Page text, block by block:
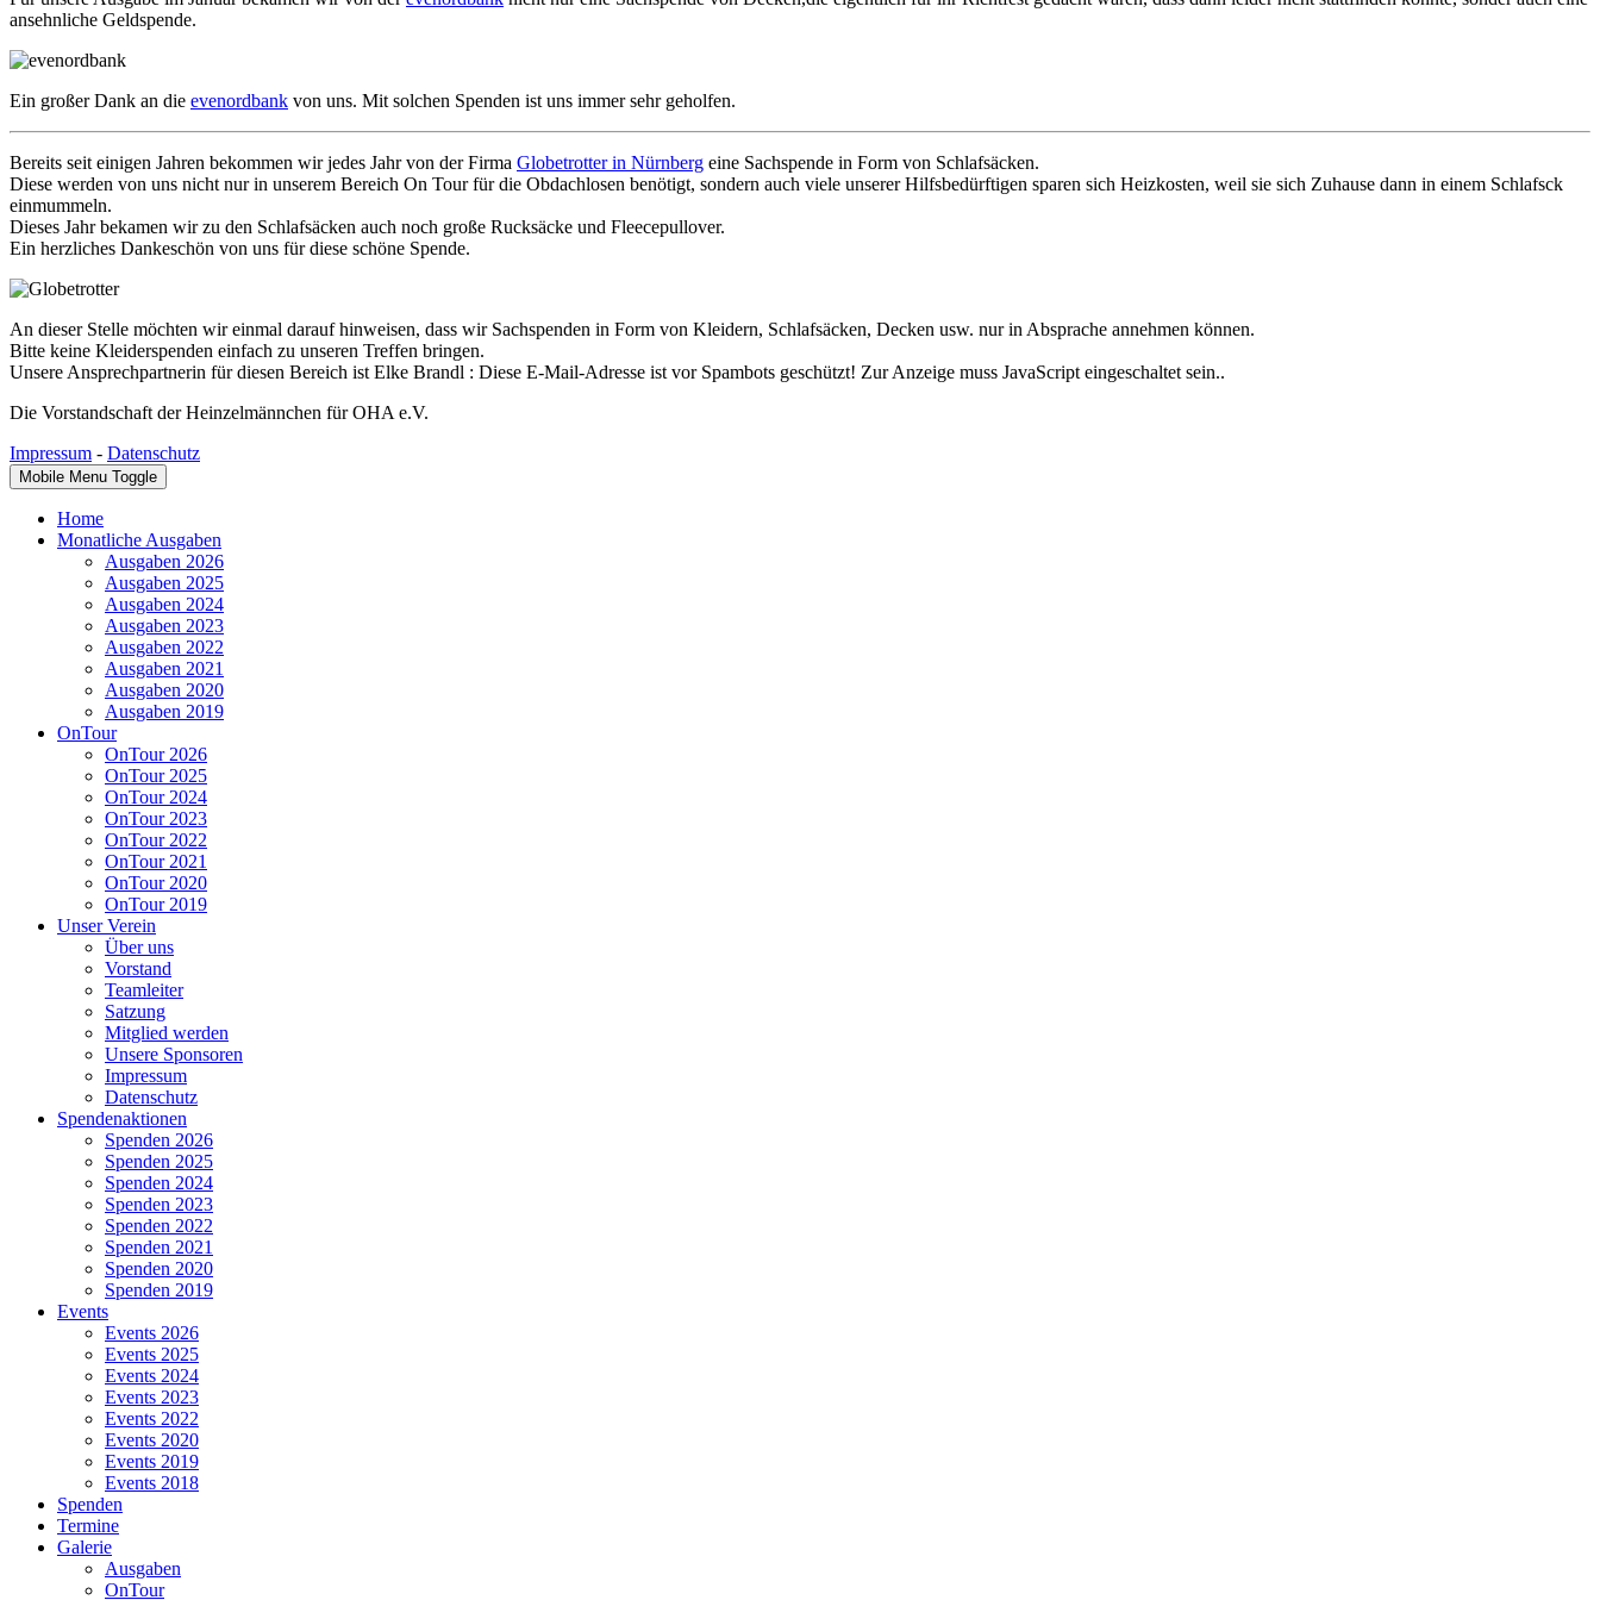
ansehnliche Geldspende.
Ein großer Dank an die evenordbank von uns. Mit solchen Spenden ist uns immer sehr geholfen.
Bereits seit einigen Jahren bekommen wir jedes Jahr von der Firma Globetrotter in Nürnberg eine Sachspende in Form von Schlafsäcken.
Diese werden von uns nicht nur in unserem Bereich On Tour für die Obdachlosen benötigt, sondern auch viele unserer Hilfsbedürftigen sparen sich Heizkosten, weil sie sich Zuhause dann in einem Schlafsck
einmummeln.
Dieses Jahr bekamen wir zu den Schlafsäcken auch noch große Rucksäcke und Fleecepullover.
Ein herzliches Dankeschön von uns für diese schöne Spende.
An dieser Stelle möchten wir einmal darauf hinweisen, dass wir Sachspenden in Form von Kleidern, Schlafsäcken, Decken usw. nur in Absprache annehmen können.
Bitte keine Kleiderspenden einfach zu unseren Treffen bringen.
Unsere Ansprechpartnerin für diesen Bereich ist Elke Brandl : Diese E-Mail-Adresse ist vor Spambots geschützt! Zur Anzeige muss JavaScript eingeschaltet sein..
Die Vorstandschaft der Heinzelmännchen für OHA e.V.
Impressum - Datenschutz
Mobile Menu Toggle
Home
Monatliche Ausgaben
Ausgaben 2026
Ausgaben 2025
Ausgaben 2024
Ausgaben 2023
Ausgaben 2022
Ausgaben 2021
Ausgaben 2020
Ausgaben 2019
OnTour
OnTour 2026
OnTour 2025
OnTour 2024
OnTour 2023
OnTour 2022
OnTour 2021
OnTour 2020
OnTour 2019
Unser Verein
Über uns
Vorstand
Teamleiter
Satzung
Mitglied werden
Unsere Sponsoren
Impressum
Datenschutz
Spendenaktionen
Spenden 2026
Spenden 2025
Spenden 2024
Spenden 2023
Spenden 2022
Spenden 2021
Spenden 2020
Spenden 2019
Events
Events 2026
Events 2025
Events 2024
Events 2023
Events 2022
Events 2020
Events 2019
Events 2018
Spenden
Termine
Galerie
Ausgaben
OnTour